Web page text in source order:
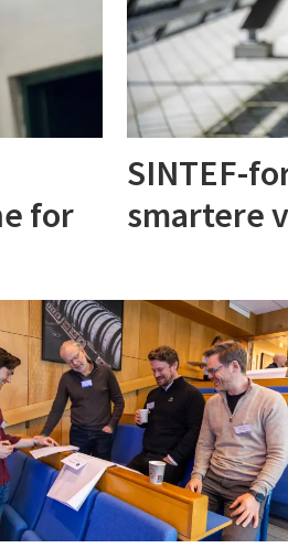
for
SINTEF-
smartere